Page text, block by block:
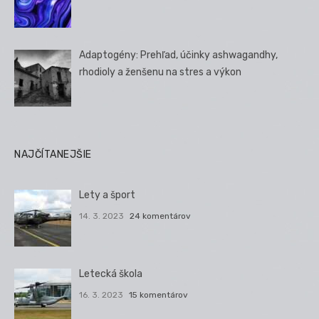
Adaptogény: Prehľad, účinky ashwagandhy,
rhodioly a ženšenu na stres a výkon
NAJČÍTANEJŠIE
Lety a šport
14. 3. 2023 24 komentárov
Letecká škola
16. 3. 2023 15 komentárov